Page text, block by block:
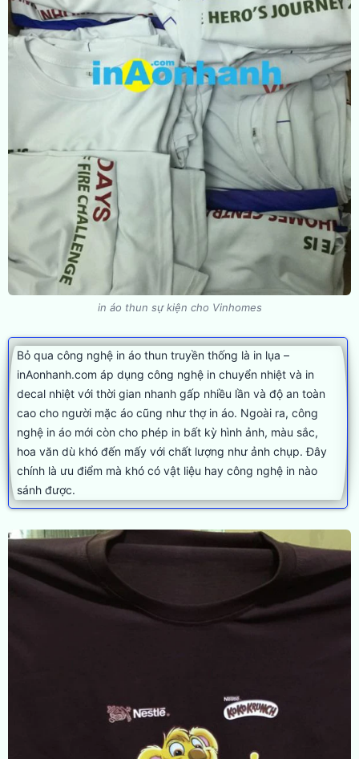
in áo thun sự kiện cho Vinhomes
Bỏ qua công nghệ in áo thun truyền thống là in lụa –
inAonhanh.com áp dụng công nghệ in chuyển nhiệt và in
decal nhiệt với thời gian nhanh gấp nhiều lần và độ an toàn
cao cho người mặc áo cũng như thợ in áo. Ngoài ra, công
nghệ in áo mới còn cho phép in bất kỳ hình ảnh, màu sắc,
hoa văn dù khó đến mấy với chất lượng như ảnh chụp. Đây
chính là ưu điểm mà khó có vật liệu hay công nghệ in nào
sánh được.